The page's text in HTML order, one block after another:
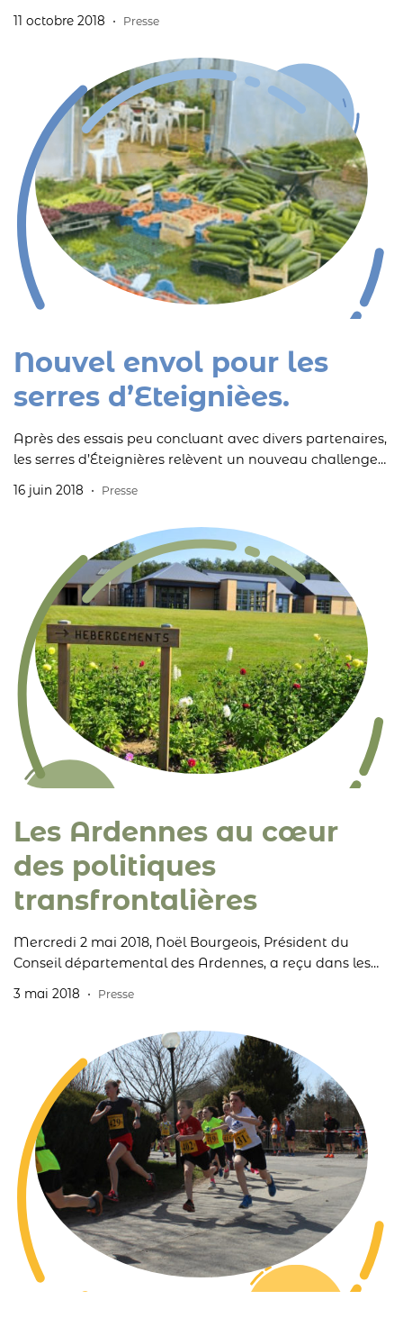
11 octobre 2018 Presse
Nouvel envol pour les
serres d’Eteignièes.
Après des essais peu concluant avec divers partenaires,
les serres d’Éteignières relèvent un nouveau challenge
l’institut l’Albatros, la commune d’Éteignières et bien
16 juin 2018 Presse
Les Ardennes au cœur
des politiques
transfrontalières
Mercredi 2 mai 2018, Noël Bourgeois, Président du
Conseil départemental des Ardennes, a reçu dans les
3 mai 2018 Presse